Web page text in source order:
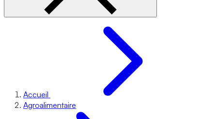
Accueil
Agroalimentaire